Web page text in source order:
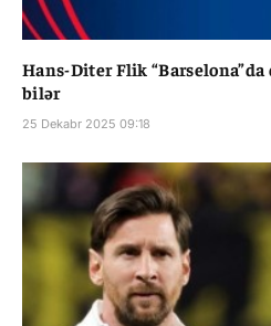
Hans-Diter Flik
bilər
25 Dekabr 2025 09:18